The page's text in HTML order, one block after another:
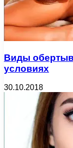
Виды
условиях
30.10.2018